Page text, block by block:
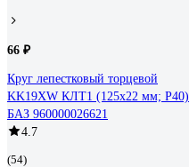
66 ₽
Круг лепестковый торцевой
KK19XW КЛТ1 (125х22 мм; P40)
БАЗ 960000026621
4.7
(54)